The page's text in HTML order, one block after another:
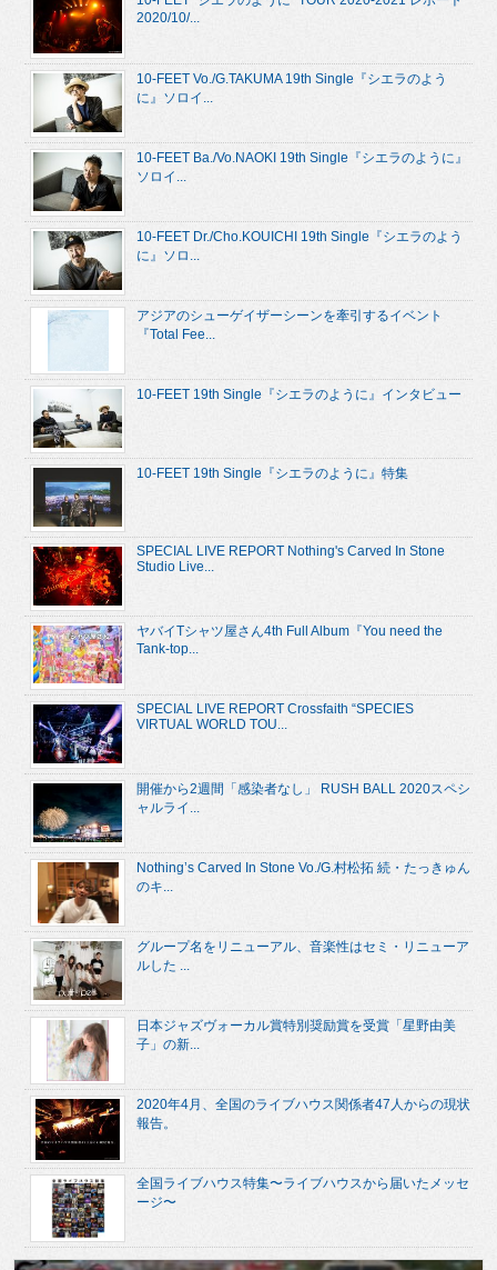
2020/10/...
10-FEET Vo./G.TAKUMA 19th Single『シエラのよう
に』ソロイ...
10-FEET Ba./Vo.NAOKI 19th Single『シエラのように』
ソロイ...
10-FEET Dr./Cho.KOUICHI 19th Single『シエラのよう
に』ソロ...
アジアのシューゲイザーシーンを牽引するイベント
『Total Fee...
10-FEET 19th Single『シエラのように』インタビュー
10-FEET 19th Single『シエラのように』特集
SPECIAL LIVE REPORT Nothing's Carved In Stone
Studio Live...
ヤバイTシャツ屋さん4th Full Album『You need the
Tank-top...
SPECIAL LIVE REPORT Crossfaith “SPECIES
VIRTUAL WORLD TOU...
開催から2週間「感染者なし」 RUSH BALL 2020スペシ
ャルライ...
Nothing’s Carved In Stone Vo./G.村松拓 続・たっきゅん
のキ...
グループ名をリニューアル、音楽性はセミ・リニューア
ルした ...
日本ジャズヴォーカル賞特別奨励賞を受賞「星野由美
子」の新...
2020年4月、全国のライブハウス関係者47人からの現状
報告。
全国ライブハウス特集〜ライブハウスから届いたメッセ
ージ〜